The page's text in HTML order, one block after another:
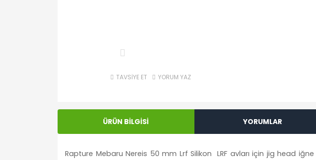
TAVSİYE ET YORUM YAZ
ÜRÜN BİLGİSİ YORUMLAR
Rapture Mebaru Nereis 50 mm Lrf Silikon LRF avları için jig head